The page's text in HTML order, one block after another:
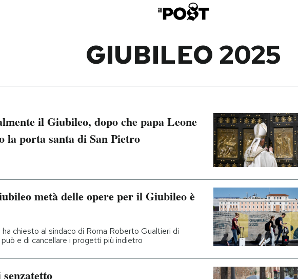
GIUBILEO 2025
il Giubileo, dopo che papa Leone
la porta santa di San Pietro
metà delle opere per il Giubileo è
chiesto al sindaco di Roma Roberto Gualtieri di
e di cancellare i progetti più indietro